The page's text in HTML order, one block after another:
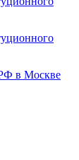
в Москве